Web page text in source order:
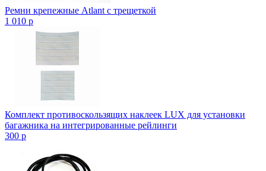
Ремни крепежные Atlant с трещеткой
1 010 p
Комплект противоскользящих наклеек LUX для установки
багажника на интегрированные рейлинги
300 p